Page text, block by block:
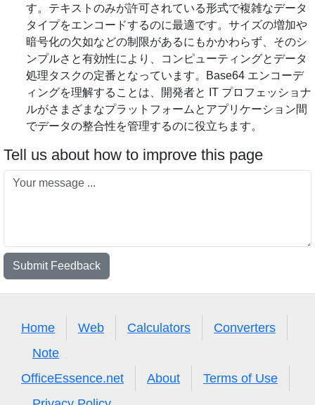
す。テキストのみが許可されている形式で複雑なデータ
タイプをエンコードするのに最適です。サイズの増加や
暗号化の欠如などの制限があるにもかかわらず、そのシ
ンプルさと有効性により、コンピューティングとデータ
処理タスクの定番となっています。Base64 エンコーデ
ィングを理解することは、開発者と IT プロフェッショナ
ルがさまざまなプラットフォームとアプリケーション間
でデータの整合性を管理するのに役立ちます。
Tell us about how to improve this page
Submit Feedback
Home Web Calculators
Converters
Note
OfficeEssence.net
About
Terms of Use